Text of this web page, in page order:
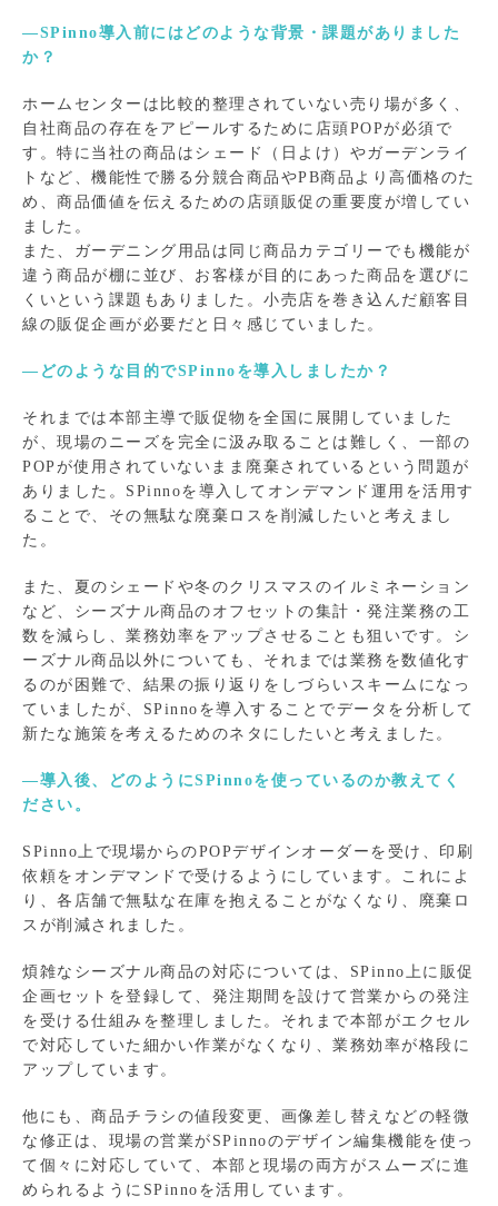
―SPinno導入前にはどのような背景・課題がありました
か？
ホームセンターは比較的整理されていない売り場が多く、
自社商品の存在をアピールするために店頭POPが必須で
す。特に当社の商品はシェード（日よけ）やガーデンライ
トなど、機能性で勝る分競合商品やPB商品より高価格のた
め、商品価値を伝えるための店頭販促の重要度が増してい
ました。
また、ガーデニング用品は同じ商品カテゴリーでも機能が
違う商品が棚に並び、お客様が目的にあった商品を選びに
くいという課題もありました。小売店を巻き込んだ顧客目
線の販促企画が必要だと日々感じていました。
―どのような目的でSPinnoを導入しましたか？
それまでは本部主導で販促物を全国に展開していました
が、現場のニーズを完全に汲み取ることは難しく、一部の
POPが使用されていないまま廃棄されているという問題が
ありました。SPinnoを導入してオンデマンド運用を活用す
ることで、その無駄な廃棄ロスを削減したいと考えまし
た。
また、夏のシェードや冬のクリスマスのイルミネーション
など、シーズナル商品のオフセットの集計・発注業務の工
数を減らし、業務効率をアップさせることも狙いです。シ
ーズナル商品以外についても、それまでは業務を数値化す
るのが困難で、結果の振り返りをしづらいスキームになっ
ていましたが、SPinnoを導入することでデータを分析して
新たな施策を考えるためのネタにしたいと考えました。
―導入後、どのようにSPinnoを使っているのか教えてく
ださい。
SPinno上で現場からのPOPデザインオーダーを受け、印刷
依頼をオンデマンドで受けるようにしています。これによ
り、各店舗で無駄な在庫を抱えることがなくなり、廃棄ロ
スが削減されました。
煩雑なシーズナル商品の対応については、SPinno上に販促
企画セットを登録して、発注期間を設けて営業からの発注
を受ける仕組みを整理しました。それまで本部がエクセル
で対応していた細かい作業がなくなり、業務効率が格段に
アップしています。
他にも、商品チラシの値段変更、画像差し替えなどの軽微
な修正は、現場の営業がSPinnoのデザイン編集機能を使っ
て個々に対応していて、本部と現場の両方がスムーズに進
められるようにSPinnoを活用しています。